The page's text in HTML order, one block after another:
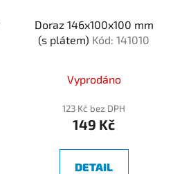
Doraz 146x100x100 mm
(s plátem) Kód: 141010
Vyprodáno
123 Kč bez DPH
149 Kč
DETAIL